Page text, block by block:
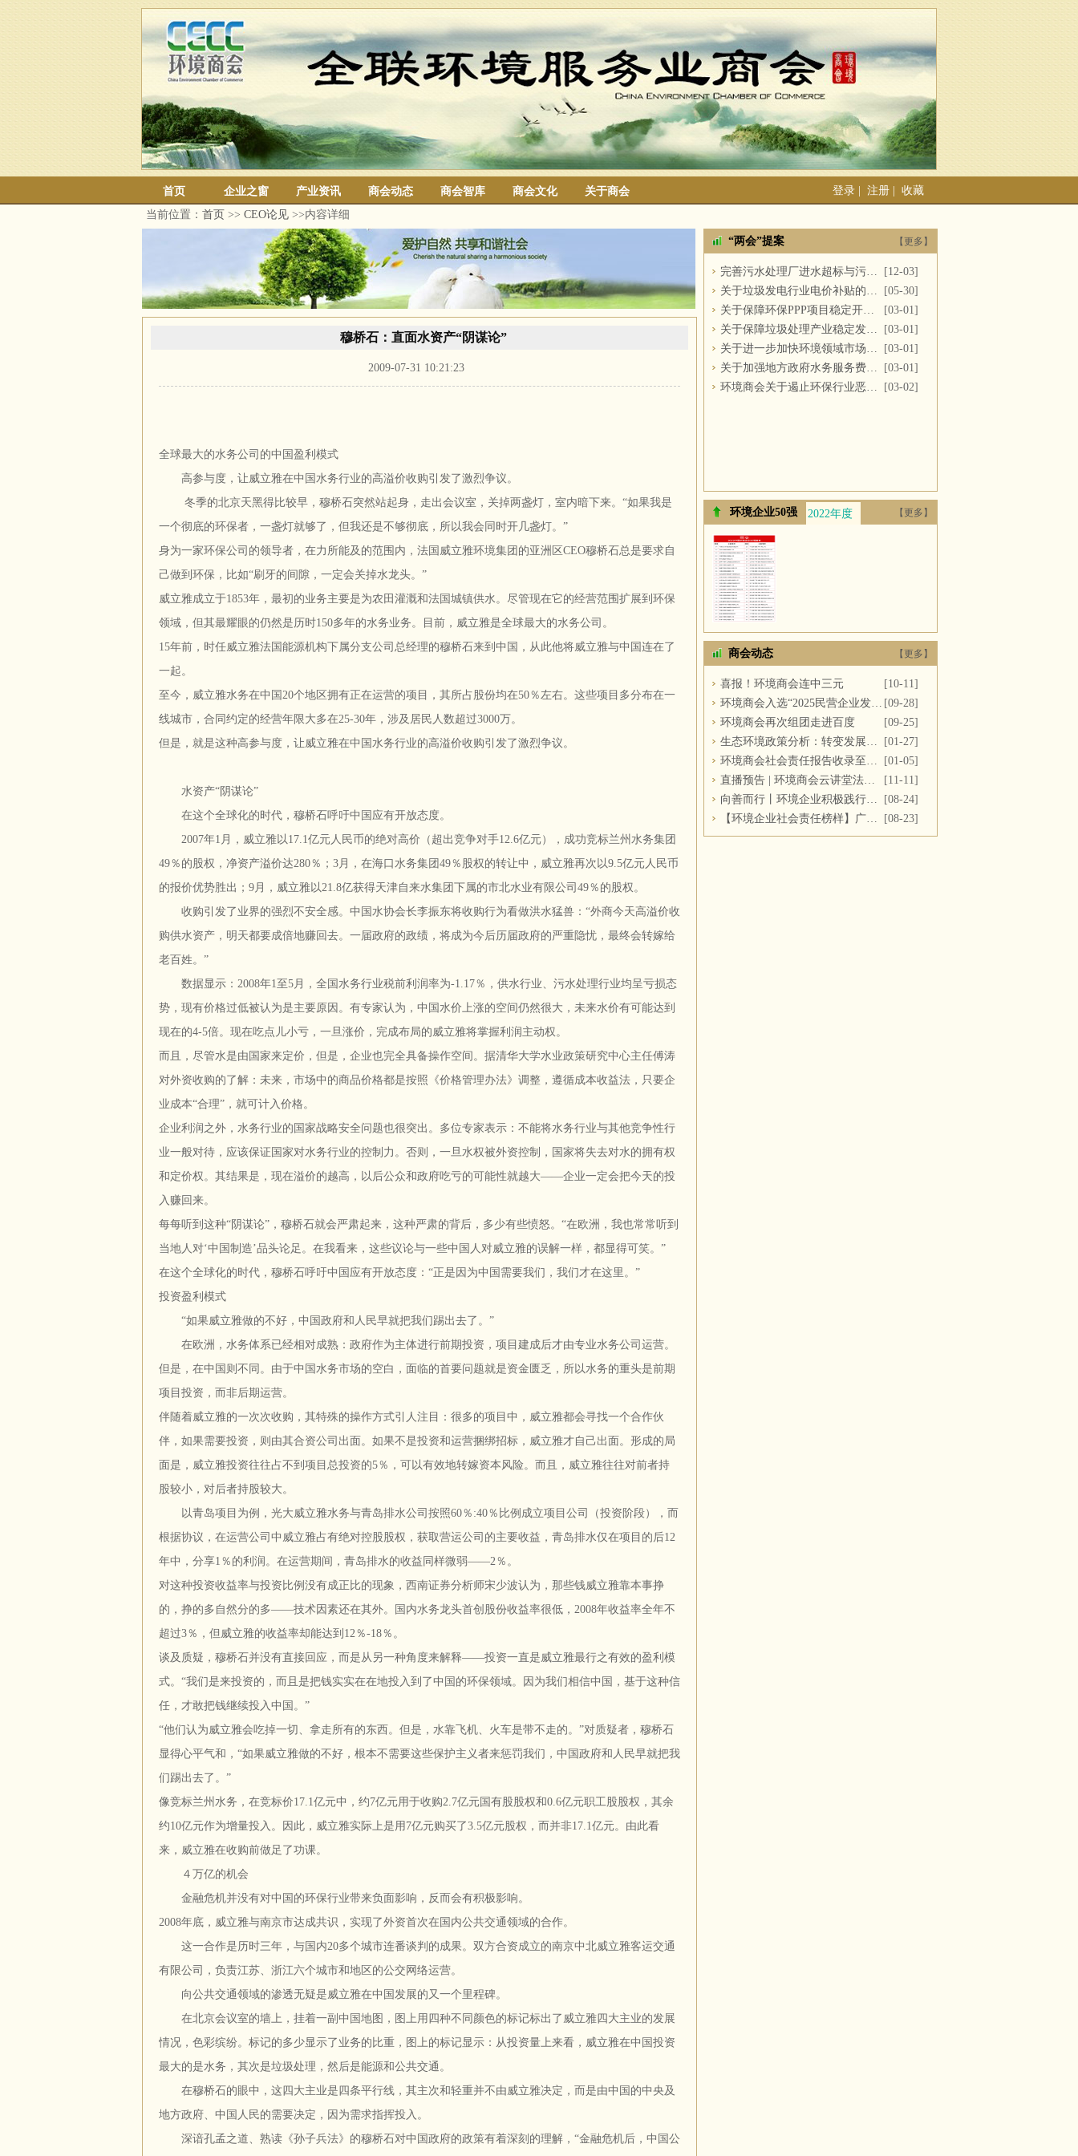
首页 企业之窗 产业资讯 商会动态 商会智库 商会文化 关于商会 登录 注册
收藏
当前位置： 首页 >> CEO论见 >>内容详细
穆桥石：直面水资产“阴谋论”
2009-07-31 10:21:23
全球最大的水务公司的中国盈利模式
高参与度，让威立雅在中国水务行业的高溢价收购引发了激烈争议。
冬季的北京天黑得比较早，穆桥石突然站起身，走出会议室，关掉两盏灯，室内暗下来。“如果我是
一个彻底的环保者，一盏灯就够了，但我还是不够彻底，所以我会同时开几盏灯。”
身为一家环保公司的领导者，在力所能及的范围内，法国威立雅环境集团的亚洲区CEO穆桥石总是要求自
己做到环保，比如“刷牙的间隙，一定会关掉水龙头。”
威立雅成立于1853年，最初的业务主要是为农田灌溉和法国城镇供水。尽管现在它的经营范围扩展到环保
领域，但其最耀眼的仍然是历时150多年的水务业务。目前，威立雅是全球最大的水务公司。
15年前，时任威立雅法国能源机构下属分支公司总经理的穆桥石来到中国，从此他将威立雅与中国连在了
一起。
至今，威立雅水务在中国20个地区拥有正在运营的项目，其所占股份均在50％左右。这些项目多分布在一
线城市，合同约定的经营年限大多在25-30年，涉及居民人数超过3000万。
但是，就是这种高参与度，让威立雅在中国水务行业的高溢价收购引发了激烈争议。
水资产“阴谋论”
在这个全球化的时代，穆桥石呼吁中国应有开放态度。
2007年1月，威立雅以17.1亿元人民币的绝对高价（超出竞争对手12.6亿元），成功竞标兰州水务集团
49％的股权，净资产溢价达280％；3月，在海口水务集团49％股权的转让中，威立雅再次以9.5亿元人民币
的报价优势胜出；9月，威立雅以21.8亿获得天津自来水集团下属的市北水业有限公司49％的股权。
收购引发了业界的强烈不安全感。中国水协会长李振东将收购行为看做洪水猛兽：“外商今天高溢价收
购供水资产，明天都要成倍地赚回去。一届政府的政绩，将成为今后历届政府的严重隐忧，最终会转嫁给
老百姓。”
数据显示：2008年1至5月，全国水务行业税前利润率为-1.17％，供水行业、污水处理行业均呈亏损态
势，现有价格过低被认为是主要原因。有专家认为，中国水价上涨的空间仍然很大，未来水价有可能达到
现在的4-5倍。现在吃点儿小亏，一旦涨价，完成布局的威立雅将掌握利润主动权。
而且，尽管水是由国家来定价，但是，企业也完全具备操作空间。据清华大学水业政策研究中心主任傅涛
对外资收购的了解：未来，市场中的商品价格都是按照《价格管理办法》调整，遵循成本收益法，只要企
业成本“合理”，就可计入价格。
企业利润之外，水务行业的国家战略安全问题也很突出。多位专家表示：不能将水务行业与其他竞争性行
业一般对待，应该保证国家对水务行业的控制力。否则，一旦水权被外资控制，国家将失去对水的拥有权
和定价权。其结果是，现在溢价的越高，以后公众和政府吃亏的可能性就越大——企业一定会把今天的投
入赚回来。
每每听到这种“阴谋论”，穆桥石就会严肃起来，这种严肃的背后，多少有些愤怒。“在欧洲，我也常常听到
当地人对‘中国制造’品头论足。在我看来，这些议论与一些中国人对威立雅的误解一样，都显得可笑。”
在这个全球化的时代，穆桥石呼吁中国应有开放态度：“正是因为中国需要我们，我们才在这里。”
投资盈利模式
“如果威立雅做的不好，中国政府和人民早就把我们踢出去了。”
在欧洲，水务体系已经相对成熟：政府作为主体进行前期投资，项目建成后才由专业水务公司运营。
但是，在中国则不同。由于中国水务市场的空白，面临的首要问题就是资金匮乏，所以水务的重头是前期
项目投资，而非后期运营。
伴随着威立雅的一次次收购，其特殊的操作方式引人注目：很多的项目中，威立雅都会寻找一个合作伙
伴，如果需要投资，则由其合资公司出面。如果不是投资和运营捆绑招标，威立雅才自己出面。形成的局
面是，威立雅投资往往占不到项目总投资的5％，可以有效地转嫁资本风险。而且，威立雅往往对前者持
股较小，对后者持股较大。
以青岛项目为例，光大威立雅水务与青岛排水公司按照60％:40％比例成立项目公司（投资阶段），而
根据协议，在运营公司中威立雅占有绝对控股股权，获取营运公司的主要收益，青岛排水仅在项目的后12
年中，分享1％的利润。在运营期间，青岛排水的收益同样微弱——2％。
对这种投资收益率与投资比例没有成正比的现象，西南证券分析师宋少波认为，那些钱威立雅靠本事挣
的，挣的多自然分的多——技术因素还在其外。国内水务龙头首创股份收益率很低，2008年收益率全年不
超过3％，但威立雅的收益率却能达到12％-18％。
谈及质疑，穆桥石并没有直接回应，而是从另一种角度来解释——投资一直是威立雅最行之有效的盈利模
式。“我们是来投资的，而且是把钱实实在在地投入到了中国的环保领域。因为我们相信中国，基于这种信
任，才敢把钱继续投入中国。”
“他们认为威立雅会吃掉一切、拿走所有的东西。但是，水靠飞机、火车是带不走的。”对质疑者，穆桥石
显得心平气和，“如果威立雅做的不好，根本不需要这些保护主义者来惩罚我们，中国政府和人民早就把我
们踢出去了。”
像竞标兰州水务，在竞标价17.1亿元中，约7亿元用于收购2.7亿元国有股股权和0.6亿元职工股股权，其余
约10亿元作为增量投入。因此，威立雅实际上是用7亿元购买了3.5亿元股权，而并非17.1亿元。由此看
来，威立雅在收购前做足了功课。
４万亿的机会
金融危机并没有对中国的环保行业带来负面影响，反而会有积极影响。
2008年底，威立雅与南京市达成共识，实现了外资首次在国内公共交通领域的合作。
这一合作是历时三年，与国内20多个城市连番谈判的成果。双方合资成立的南京中北威立雅客运交通
有限公司，负责江苏、浙江六个城市和地区的公交网络运营。
向公共交通领域的渗透无疑是威立雅在中国发展的又一个里程碑。
在北京会议室的墙上，挂着一副中国地图，图上用四种不同颜色的标记标出了威立雅四大主业的发展
情况，色彩缤纷。标记的多少显示了业务的比重，图上的标记显示：从投资量上来看，威立雅在中国投资
最大的是水务，其次是垃圾处理，然后是能源和公共交通。
在穆桥石的眼中，这四大主业是四条平行线，其主次和轻重并不由威立雅决定，而是由中国的中央及
地方政府、中国人民的需要决定，因为需求指挥投入。
深谙孔孟之道、熟读《孙子兵法》的穆桥石对中国政府的政策有着深刻的理解，“金融危机后，中国公
“两会”提案 【更多】
完善污水处理厂进水超标与污泥处置
[12-03]
关于垃圾发电行业电价补贴的建议
[05-30]
关于保障环保PPP项目稳定开展的提案
[03-01]
关于保障垃圾处理产业稳定发展的议案
[03-01]
关于进一步加快环境领域市场化改革的议案
[03-01]
关于加强地方政府水务服务费用支付的议案
[03-01]
环境商会关于遏止环保行业恶性竞争的提案
[03-02]
环境企业50强 2022年度 2021年度 2020年度
【更多】
商会动态 【更多】
喜报！环境商会连中三元
[10-11]
环境商会入选“2025民营企业发展新质生产力系列典型案例” [09-28]
环境商会再次组团走进百度
[09-25]
生态环境政策分析：转变发展方式，推进“双碳”目标
[01-27]
环境商会社会责任报告收录至《中国民营企业社会责任报告》
[01-05]
直播预告 | 环境商会云讲堂法务专场第十一期
[11-11]
向善而行丨环境企业积极践行社会责任 彰显优秀榜样力量
[08-24]
【环境企业社会责任榜样】广西碧清源环保投资有限公司
[08-23]